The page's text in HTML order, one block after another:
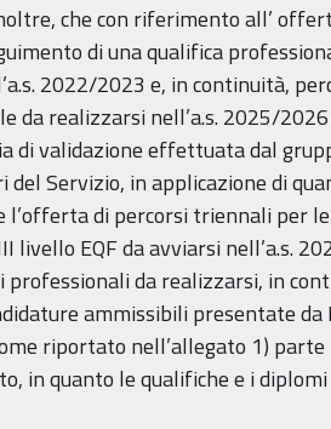
che con riferimento all’
di una qualifica
2022/2023 e, in continuità,
da realizzarsi nell’a.s. 2025/
di validazione effettuata dal
del Servizio, in applicazione di
l’offerta di percorsi triennali per
livello EQF da avviarsi nell’a.s.
professionali da realizzarsi, in
ammissibili presentate
riportato nell’allegato 1)
in quanto le qualifiche e i